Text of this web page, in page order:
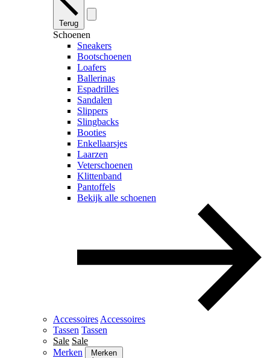
Terug
Schoenen
Sneakers
Bootschoenen
Loafers
Ballerinas
Espadrilles
Sandalen
Slippers
Slingbacks
Booties
Enkellaarsjes
Laarzen
Veterschoenen
Klittenband
Pantoffels
Bekijk alle schoenen
Accessoires Accessoires
Tassen Tassen
Sale Sale
Merken
Merken